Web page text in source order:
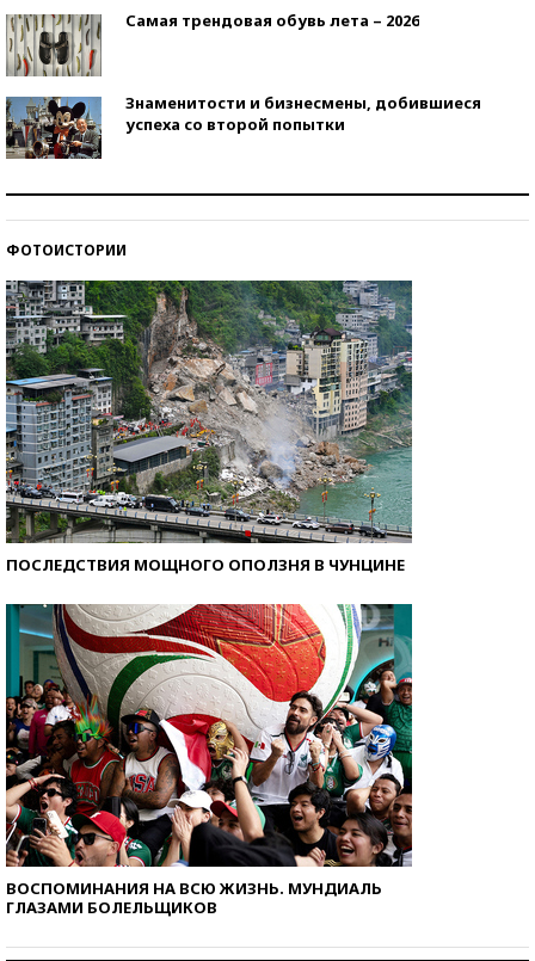
Самая трендовая обувь лета – 2026
Знаменитости и бизнесмены, добившиеся
успеха со второй попытки
ФОТОИСТОРИИ
ПОСЛЕДСТВИЯ МОЩНОГО ОПОЛЗНЯ В ЧУНЦИНЕ
ВОСПОМИНАНИЯ НА ВСЮ ЖИЗНЬ. МУНДИАЛЬ
ГЛАЗАМИ БОЛЕЛЬЩИКОВ